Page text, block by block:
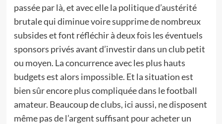
passée par là, et avec elle la politique d’austérité
brutale qui diminue voire supprime de nombreux
subsides et font réfléchir à deux fois les éventuels
sponsors privés avant d’investir dans un club petit
ou moyen. La concurrence avec les plus hauts
budgets est alors impossible. Et la situation est
bien sûr encore plus compliquée dans le football
amateur. Beaucoup de clubs, ici aussi, ne disposent
même pas de l’argent suffisant pour acheter un